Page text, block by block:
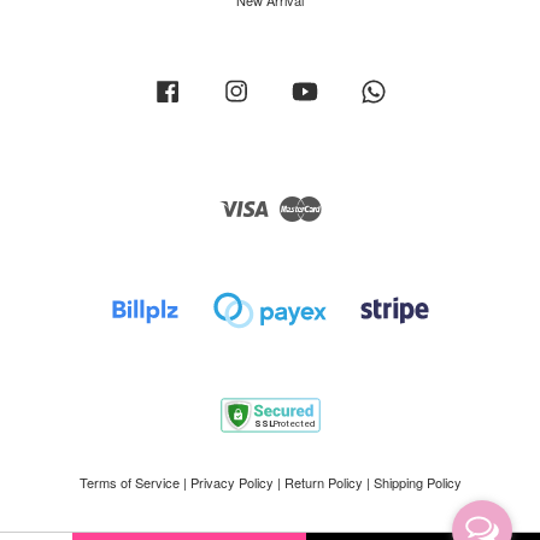
Facebook Instagram YouTube
Visa
Terms of Service| Privacy Policy | Return Policy | Shipping Policy